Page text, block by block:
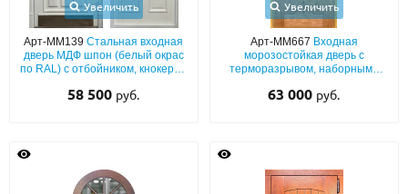
Увеличить
Арт-ММ139Стальная входная
дверь МДФ шпон (белый окрас
по RAL) с отбойником, кнокером
58 500 руб.
Увеличить
Арт-ММ667 Входная
морозостойкая дверь с
терморазрывом, наборными
стеклом и решеткой
63 000 руб.